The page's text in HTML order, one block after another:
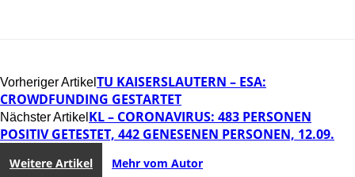
Vorheriger Artikel TU KAISERSLAUTERN – ESA:
CROWDFUNDING GESTARTET
Nächster Artikel KL – CORONAVIRUS: 483 PERSONEN
POSITIV GETESTET, 442 GENESENEN PERSONEN, 12.09.
Weitere Artikel Mehr vom Autor